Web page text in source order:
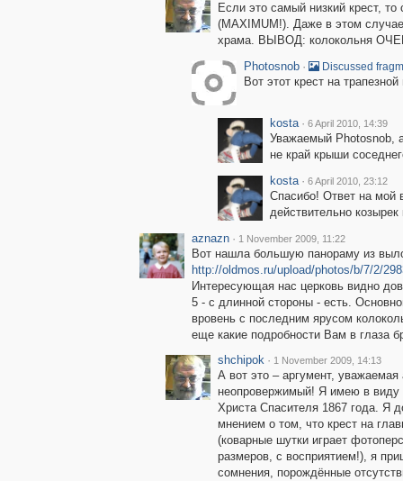
Если это самый низкий крест,
(MAXIMUM!). Даже в этом
храма. ВЫВОД: колокольня
Photosnob · Discussed
Вот этот крест на
kosta · 6 April 2010, 14:39
Уважаемый Photosnob,
не край крыши
kosta · 6 April 2010, 23:12
Спасибо! Ответ на мой
действительно
aznazn · 1 November 2009, 11:22
Вот нашла большую панораму из
http://oldmos.ru/upload/photos/b/7/2/
Интересующая нас церковь видно
5 - с длинной стороны - есть.
вровень с последним ярусом
еще какие подробности Вам в глаза
shchipok · 1 November 2009, 14:13
А вот это – аргумент,
неопровержимый! Я имею в
Христа Спасителя 1867 года. Я
мнением о том, что крест на
(коварные шутки играет
размеров, с восприятием!), я
сомнения, порождённые